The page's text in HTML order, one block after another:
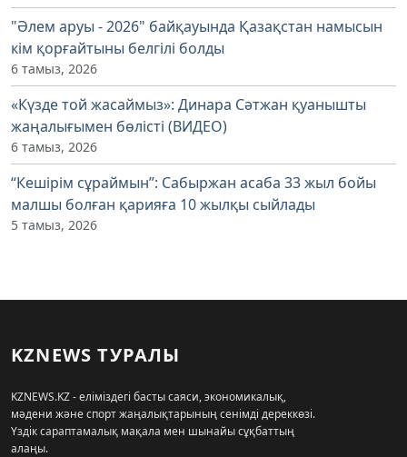
"Әлем аруы - 2026" байқауында Қазақстан намысын
кім қорғайтыны белгілі болды
6 тамыз, 2026
«Күзде той жасаймыз»: Динара Сәтжан қуанышты
жаңалығымен бөлісті (ВИДЕО)
6 тамыз, 2026
“Кешірім сұраймын”: Сабыржан асаба 33 жыл бойы
малшы болған қарияға 10 жылқы сыйлады
5 тамыз, 2026
KZNEWS ТУРАЛЫ
KZNEWS.KZ - еліміздегі басты саяси, экономикалық,
мәдени және спорт жаңалықтарының сенімді дереккөзі.
Үздік сараптамалық мақала мен шынайы сұқбаттың
алаңы.